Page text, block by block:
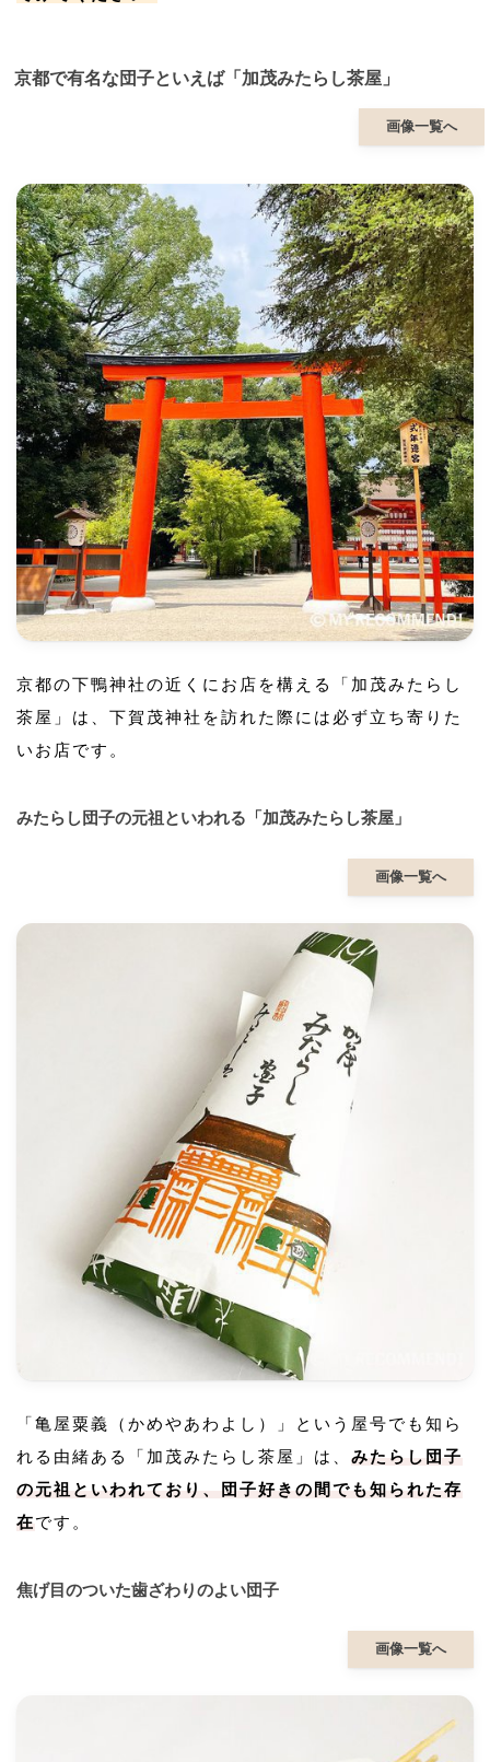
京都で有名な団子といえば「加茂みたらし茶屋」
画像一覧へ
京都の下鴨神社の近くにお店を構える「加茂みたらし
茶屋」は、下賀茂神社を訪れた際には必ず立ち寄りた
いお店です。
みたらし団子の元祖といわれる「加茂みたらし茶屋」
画像一覧へ
「亀屋粟義（かめやあわよし）」という屋号でも知ら
れる由緒ある「加茂みたらし茶屋」は、 みたらし団子
の元祖といわれており、団子好きの間でも知られた存
在です。
焦げ目のついた歯ざわりのよい団子
画像一覧へ